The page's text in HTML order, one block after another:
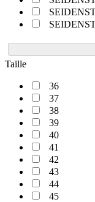
Taille
36
37
38
39
40
41
42
43
44
45